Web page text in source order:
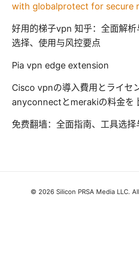
with globalprotect for secure
好用的梯子vpn 知乎：全面解
选择、使用与风控要点
Pia vpn edge extension
Cisco vpnの導入費用とライセ
anyconnectとmerakiの料金を
免费翻墙：全面指南、工具选择
© 2026 Silicon PRSA Media LLC.